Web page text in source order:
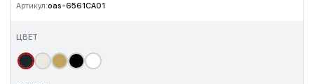
Артикул:oas-6561CA01
ЦВЕТ